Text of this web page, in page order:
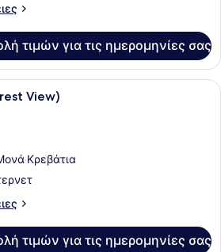
τιμών για τις ημερομηνίες σας
Ένα υπνοδωμάτιο με προσεγμένη
View)
Κρεβάτια
τιμών για τις ημερομηνίες σας